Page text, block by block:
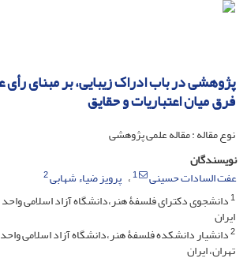
پژوهشی در باب ادراک زیبایی، بر مبنای رأی
فرق میان اعتباریات و حقایق
نوع مقاله : مقاله علمی پژوهشی
نویسندگان
عفت السادات حسینی
1 پرویز ضیاء شهابی2
1دانشجوی دکترای فلسفۀ هنر،دانشگاه آزاد اسلامی واحد
ایران
2دانشیار دانشکده فلسفۀ هنر،دانشگاه آزاد اسلامی
تهران، ایران